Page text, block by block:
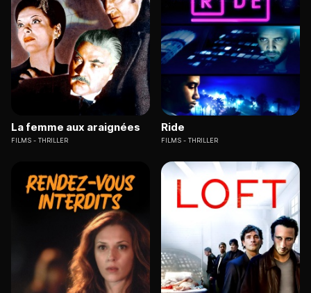
La femme aux araignées
FILMS THRILLER
Ride
FILMS THRILLER